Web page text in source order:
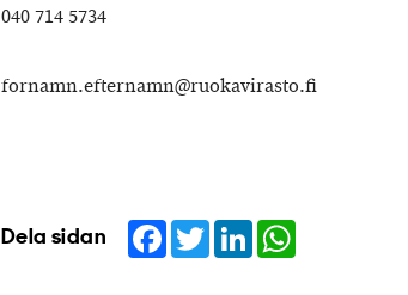
040 714 5734
fornamn.efternamn@ruokavirasto.fi
Dela sidan Facebook
TwitterLinkedIn